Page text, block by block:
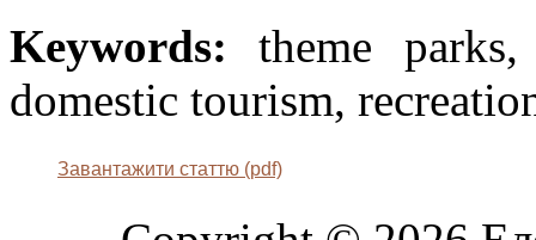
Keywords: theme
domestic tourism,
Завантажити статтю (pdf)